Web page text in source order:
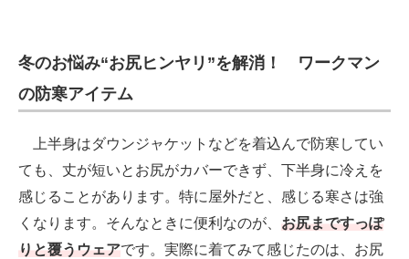
冬のお悩み“お尻ヒンヤリ”を解消！ ワークマン
の防寒アイテム
上半身はダウンジャケットなどを着込んで防寒してい
ても、丈が短いとお尻がカバーできず、下半身に冷えを
感じることがあります。特に屋外だと、感じる寒さは強
くなります。そんなときに便利なのが、 お尻まですっぽ
りと覆うウェアです。実際に着てみて感じたのは、お尻